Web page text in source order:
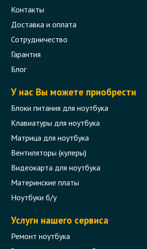
Контакты
Доставка и оплата
Сотрудничество
Гарантия
Блог
У нас Вы можете приобрести
Блоки питания для ноутбука
Клавиатуры для ноутбука
Матрица для ноутбука
Вентиляторы (кулеры)
Видеокарта для ноутбука
Материнские платы
Ноутбуки б/у
Услуги нашего сервиса
Ремонт ноутбука